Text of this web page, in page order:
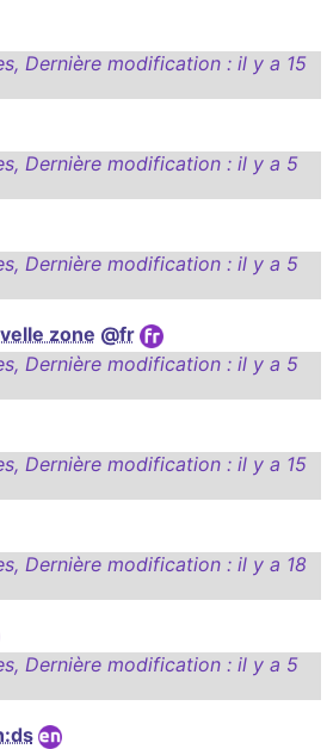
, Dernière modification : il y a 15
, Dernière modification : il y a 5
, Dernière modification : il y a 5
zone @fr
, Dernière modification : il y a 5
, Dernière modification : il y a 15
, Dernière modification : il y a 18
, Dernière modification : il y a 5